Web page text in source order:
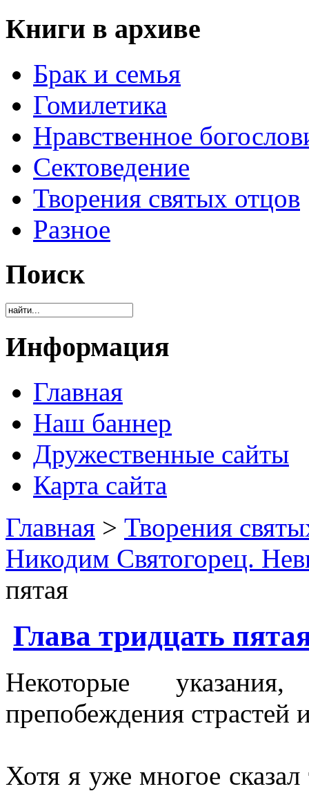
Книги в архиве
Брак и семья
Гомилетика
Нравственное
Сектоведение
Творения святых отцов
Разное
Поиск
Информация
Главная
Наш баннер
Дружественные сайты
Карта сайта
Главная > Творения
Никодим Святогорец.
пятая
Глава тридцать
Некоторые
препобеждения страстей
Хотя я уже многое сказал